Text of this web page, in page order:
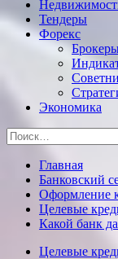
Тендеры
Форекс
Экономика
Найти:
Главная
Банковский
Оформление
Целевые
Какой банк
Целевые